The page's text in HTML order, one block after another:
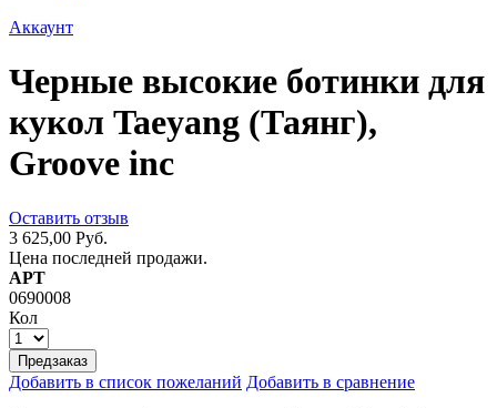
Аккаунт
Черные высокие ботинки для
кукол Taeyang (Таянг),
Groove inc
Оставить отзыв
3 625,00 Руб.
Цена последней продажи.
АРТ
0690008
Кол
Предзаказ
Добавить в список пожеланий Добавить в сравнение